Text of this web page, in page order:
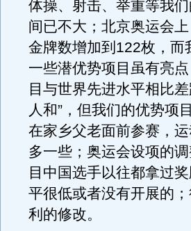
体操、射击、举重等我
间已不大；北京奥运会
金牌数增加到122枚，而
一些潜优势项目虽有亮
目与世界先进水平相比
人和”，但我们的优势项
在家乡父老面前参赛，
多一些；奥运会设项的
目中国选手以往都拿过
平很低或者没有开展的
利的修改。